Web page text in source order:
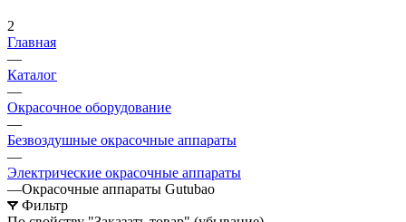
2
Главная
—
Каталог
—
Окрасочное оборудование
—
Безвоздушные окрасочные аппараты
—
Электрические окрасочные аппараты
—Окрасочные аппараты Gutubao
Фильтр